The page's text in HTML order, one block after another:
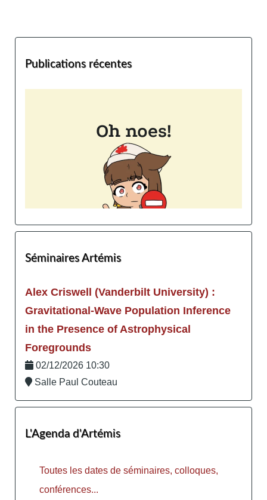
Publications récentes
Séminaires Artémis
Alex Criswell (Vanderbilt University) :
Gravitational-Wave Population Inference
in the Presence of Astrophysical
Foregrounds
02/12/2026 10:30
Salle Paul Couteau
L'Agenda d'Artémis
Toutes les dates de séminaires, colloques,
conférences...